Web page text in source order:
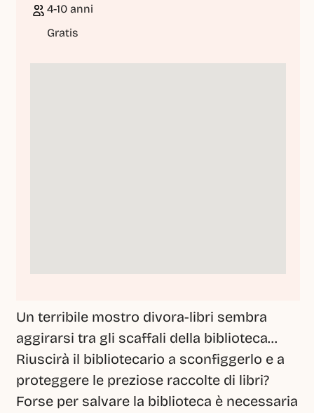
Un terribile mostro divora-libri sembra
aggirarsi tra gli scaffali della biblioteca…
Riuscirà il bibliotecario a sconfiggerlo e a
proteggere le preziose raccolte di libri?
Forse per salvare la biblioteca è necessaria
4-10 anni
Gratis